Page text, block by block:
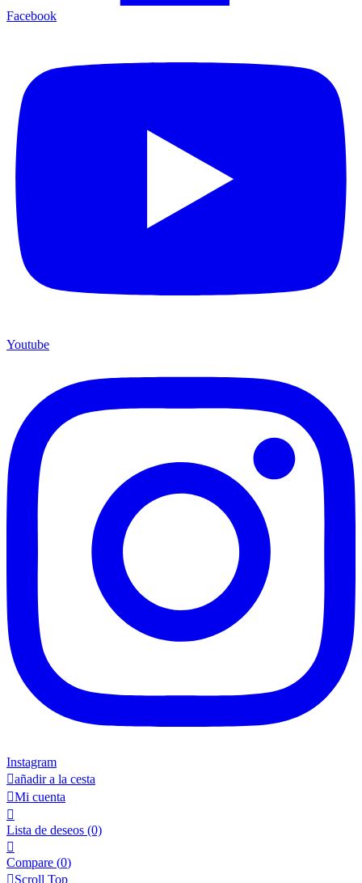
Facebook
Youtube
Instagram
añadir a la cesta
Mi cuenta

Lista de deseos (0)

Compare (0)
Scroll Top